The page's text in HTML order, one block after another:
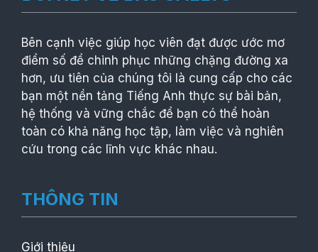
Bên cạnh việc giúp học viên đạt được ước mơ
điểm số để chinh phục những chặng đường xa
hơn, ưu tiên của chúng tôi là cung cấp cho các
bạn một nền tảng Tiếng Anh thực sự bài bản,
hệ thống và vững chắc để bạn có thể hoàn
toàn có khả năng học tập, làm việc và nghiên
cứu trong các lĩnh vực khác nhau.
THÔNG TIN
Giới thiệu